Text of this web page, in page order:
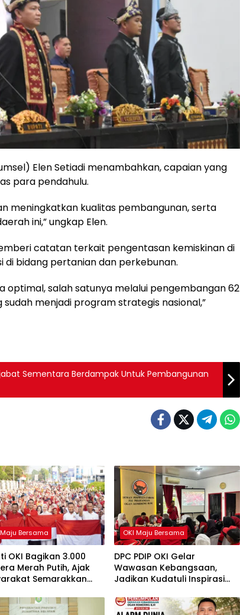
Elen Setiadi menambahkan, capaian yang
para pendahulu.
meningkatkan kualitas pembangunan, serta
ini,” ungkap Elen.
catatan terkait pengentasan kemiskinan di
di bidang pertanian dan perkebunan.
optimal, salah satunya melalui pengembangan 62
menjadi program strategis nasional,”
Sementara Berdampak Untuk Pembangunan
Maju Bersama
OKI Bagikan 3.000
Merah Putih, Ajak
Semarakkan
OKI Maju Bersama
DPC PDIP OKI Gelar
Wawasan Kebangsaan,
Jadikan Kudatuli Inspirasi